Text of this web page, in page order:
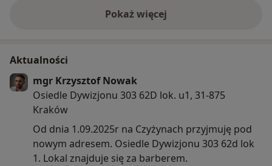
Pokaż więcejo doświadczeniu
Aktualności
mgr Krzysztof Nowak
Osiedle Dywizjonu 303 62D lok. u1, 31-875
Kraków
Od dnia 1.09.2025r na Czyżynach przyjmuję pod
nowym adresem. Osiedle Dywizjonu 303 62d lok
1. Lokal znajduje się za barberem.